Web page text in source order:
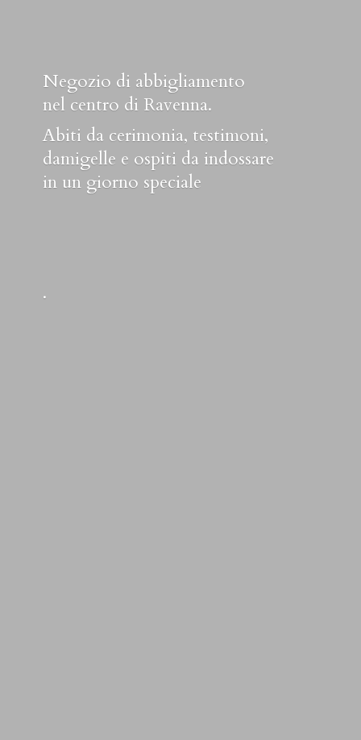
Negozio di abbigliamento
nel centro di Ravenna.
Abiti da cerimonia, testimoni,
damigelle e ospiti da indossare
in un giorno speciale
.